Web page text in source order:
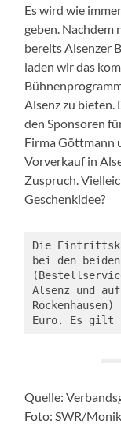
Es wird wie
geben.
bereits Alsenzer
laden wir das
Alsenz zu bieten.
den Sponsoren
Firma Göttmann
Vorverkauf in
Zuspruch.
Geschenkidee?
Die
bei den
Alsenz und
Euro. Es gilt
Quelle:
Foto: SWR/